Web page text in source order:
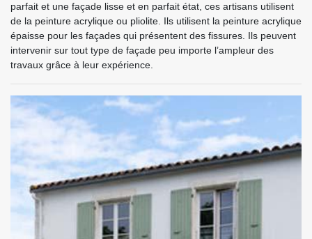
parfait et une façade lisse et en parfait état, ces artisans utilisent
de la peinture acrylique ou pliolite. Ils utilisent la peinture acrylique
épaisse pour les façades qui présentent des fissures. Ils peuvent
intervenir sur tout type de façade peu importe l’ampleur des
travaux grâce à leur expérience.